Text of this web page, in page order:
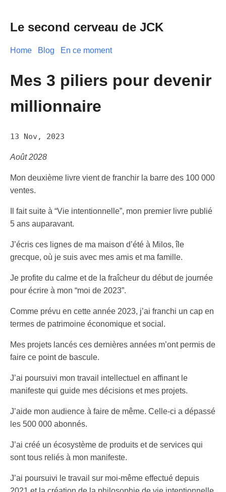
Le second cerveau de JCK
Home Blog En ce moment
Mes 3 piliers pour devenir
millionnaire
13 Nov, 2023
Août 2028
Mon deuxième livre vient de franchir la barre des 100 000
ventes.
Il fait suite à “Vie intentionnelle”, mon premier livre publié
5 ans auparavant.
J’écris ces lignes de ma maison d’été à Milos, île
grecque, où je suis avec mes amis et ma famille.
Je profite du calme et de la fraîcheur du début de journée
pour écrire à mon “moi de 2023”.
Comme prévu en cette année 2023, j’ai franchi un cap en
termes de patrimoine économique et social.
Mes projets lancés ces dernières années m’ont permis de
faire ce point de bascule.
J’ai poursuivi mon travail intellectuel en affinant le
manifeste qui guide mes décisions et mes projets.
J’aide mon audience à faire de même. Celle-ci a dépassé
les 500 000 abonnés.
J’ai créé un écosystème de produits et de services qui
sont tous reliés à mon manifeste.
J’ai poursuivi le travail sur moi-même effectué depuis